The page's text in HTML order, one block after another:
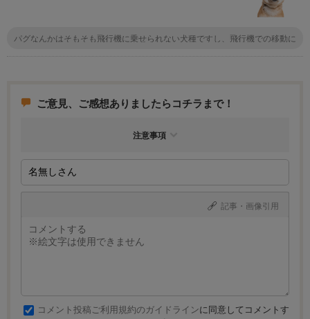
パグなんかはそもそも飛行機に乗せられない犬種ですし、飛行機での移動に
だと思いますが、心配ごとがあるなら新幹線を利用することも考えてはどう
ご意見、ご感想ありましたらコチラまで！
注意事項
記事・画像引用
コメント投稿ご利用規約のガイドラインに同意してコメントす